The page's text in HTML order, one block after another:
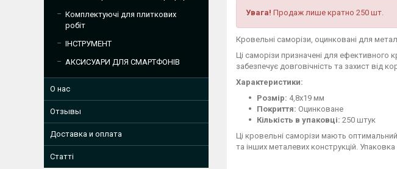
Увага! Продаж лише кратно 250 шт.
Кровельні саморізи, оцинковані для
Ці саморізи призначені для ефективного
забезпечує довговічність та захист від
Характеристики:
Розмір: 4,8x19 мм
Покриття: Оцинковане
Кількість в упаковці: 250 штук
Ці кровельні саморізи мають
та інших металевих конструкцій.
Комплектуючі для плиткових
робіт
ІНСТРУМЕНТ
АКСИСУАРИ ДЛЯ СМАРТФОНІВ
О нас
Отзывы
Доставка и оплата
Статті